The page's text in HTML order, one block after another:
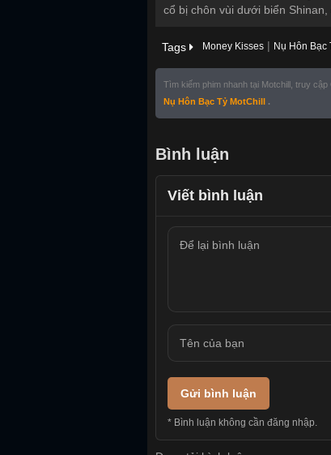
cổ bị chôn vùi dưới biển
Tags Money Kisses | Nụ Hôn Bạc
Tìm kiếm phim nhanh tại Motchill, truy cập
Nụ Hôn Bạc Tỷ MotChill .
Bình luận
Viết bình luận
Gửi bình luận
* Bình luận không cần đăng nhập.